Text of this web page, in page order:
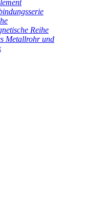
Reihe
Metallrohr und